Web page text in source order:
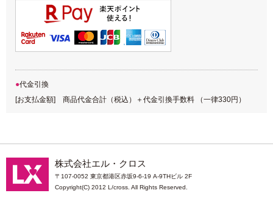
代金引換
[お支払金額] 商品代金合計（税込）＋代金引換手数料 （一律330円）
株式会社エル・クロス
〒107-0052 東京都港区赤坂9-6-19 A-9THビル 2F
Copyright(C) 2012 L/cross. All Rights Reserved.